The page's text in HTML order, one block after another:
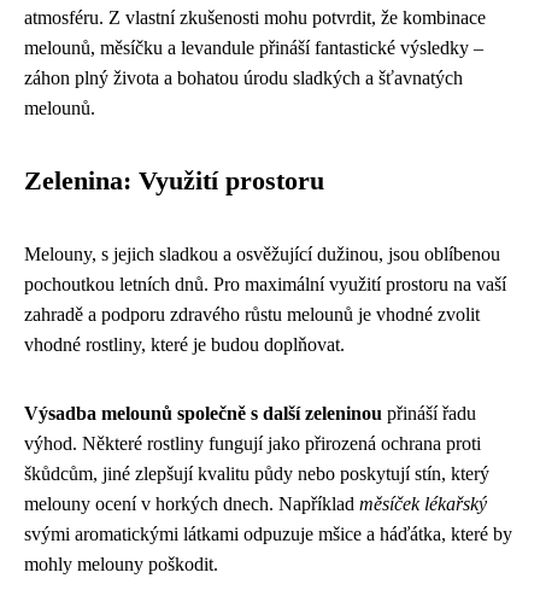
atmosféru. Z vlastní zkušenosti mohu potvrdit, že kombinace
melounů, měsíčku a levandule přináší fantastické výsledky –
záhon plný života a bohatou úrodu sladkých a šťavnatých
melounů.
Zelenina: Využití prostoru
Melouny, s jejich sladkou a osvěžující dužinou, jsou oblíbenou
pochoutkou letních dnů. Pro maximální využití prostoru na vaší
zahradě a podporu zdravého růstu melounů je vhodné zvolit
vhodné rostliny, které je budou doplňovat.
Výsadba melounů společně s další zeleninou přináší řadu
výhod. Některé rostliny fungují jako přirozená ochrana proti
škůdcům, jiné zlepšují kvalitu půdy nebo poskytují stín, který
melouny ocení v horkých dnech. Například měsíček lékařský
svými aromatickými látkami odpuzuje mšice a háďátka, které by
mohly melouny poškodit.